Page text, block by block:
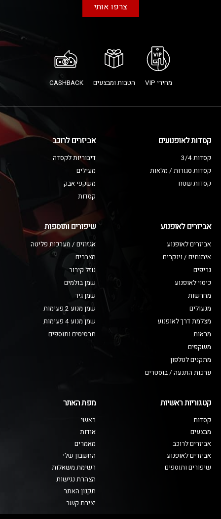
צרפו אותי
מחירי VIP הטבות ומבצעים CASHBACK
קסדות לאופנועים
קסדות 3/4
קסדות סגורות / מלאות
קסדות שטח
אביזרים לרוכב
דיבוריות לקסדה
מעילים
משקפי אבק
קסדות
אביזרים לאופנוע
אביזרים לאופנוע
איתותים / וינקרים
גריפים
כיסוי לאופנוע
מחרשות
מנעולים
מצלמת דרך לאופנוע
מראות
משקפים
מתקנים לטלפון
ערכות התנעה / בוסטרים
שיפורים ותוספות
אגזוזים / מערכות פליטה
מצברים
נוזל קירור
שמן בולמים
שמן גיר
שמן מנוע 2 פעימות
שמן מנוע 4 פעימות
תרסיסים ותוספים
קטגוריות ראשיות
קסדות
מבצעים
אביזרים לרוכב
אביזרים לאופנוע
שיפורים ותוספים
מפת האתר
ראשי
אודות
מאמרים
החשבון שלי
רשימת משאלות
הצהרת נגישות
תקנון האתר
יצירת קשר